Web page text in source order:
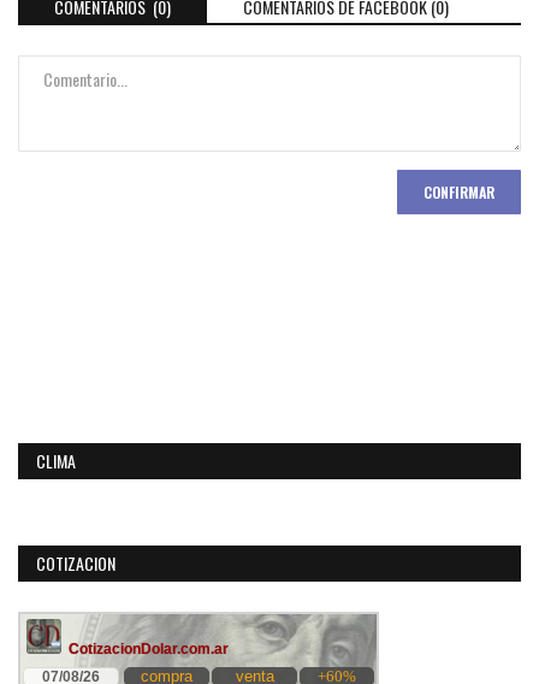
COMENTARIOS (0) COMENTARIOS DE FACEBOOK (0)
CONFIRMAR
CLIMA
COTIZACION